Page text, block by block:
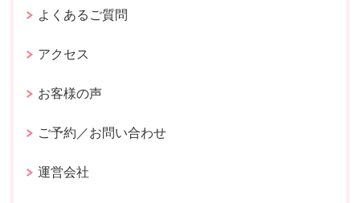
よくあるご質問
アクセス
お客様の声
ご予約／お問い合わせ
運営会社